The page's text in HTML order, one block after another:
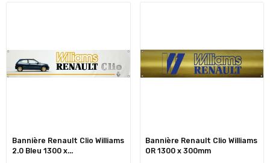
Bannière Renault Clio Williams
2.0 Bleu 1300 x...
Bannière Renault Clio Williams
OR 1300 x 300mm